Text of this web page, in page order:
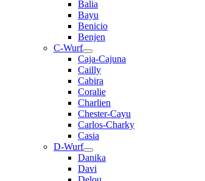
Balia
Bayu
Benicio
Benjen
C-Wurf
Caja-Cajuna
Cailly
Cabira
Coralie
Charlien
Chester-Cayu
Carlos-Charky
Casia
D-Wurf
Danika
Davi